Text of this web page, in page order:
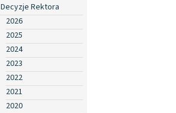
Decyzje Rektora
2026
2025
2024
2023
2022
2021
2020